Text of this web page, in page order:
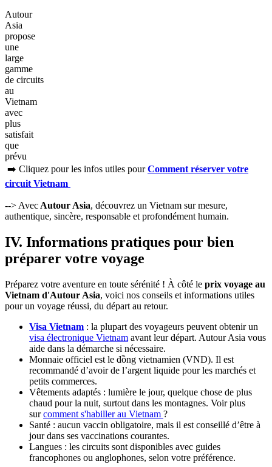
III. Comment obtenir un devis
personnalisé ?
Combien coûte un voyage au Vietnam
prix voyage Vietnam d’Autour Asia
Remplir le formulaire de
Indiquer vos dates, le nombre de participants, le type
Recevoir sous 24 à 48h une proposition détaillée avec
Autour
Asia
propose
large
gamme
de circuits
Vietnam
avec